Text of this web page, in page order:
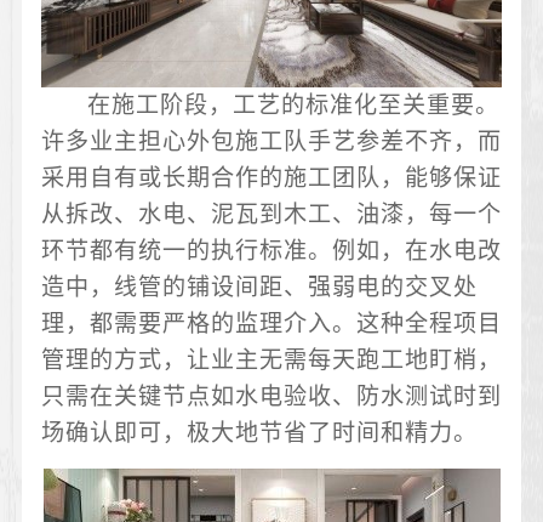
在施工阶段，工艺的标准化至关重要。
许多业主担心外包施工队手艺参差不齐，而
采用自有或长期合作的施工团队，能够保证
从拆改、水电、泥瓦到木工、油漆，每一个
环节都有统一的执行标准。例如，在水电改
造中，线管的铺设间距、强弱电的交叉处
理，都需要严格的监理介入。这种全程项目
管理的方式，让业主无需每天跑工地盯梢，
只需在关键节点如水电验收、防水测试时到
场确认即可，极大地节省了时间和精力。